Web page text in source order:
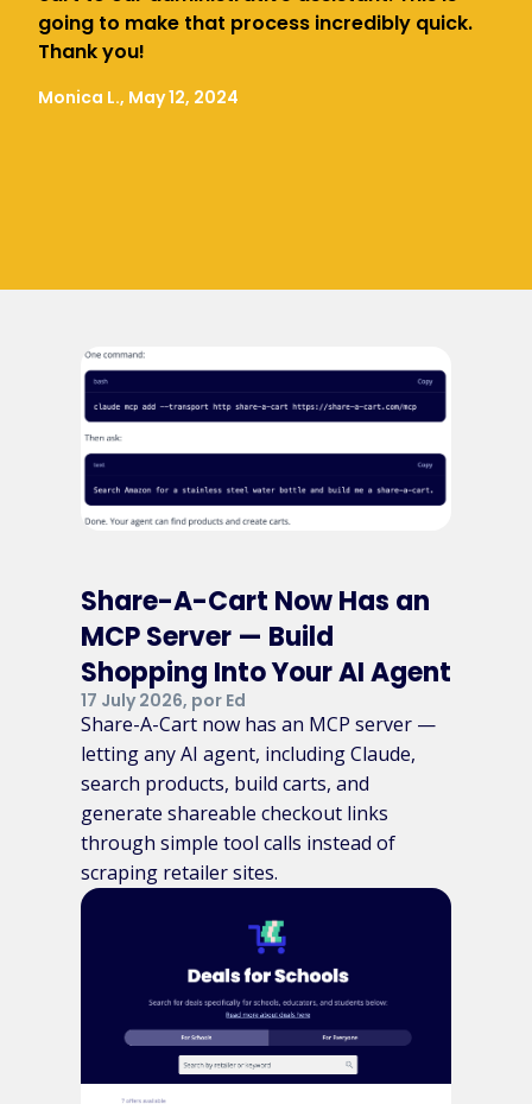
going to make that process incredibly quick.
Thank you!
Monica L., May 12, 2024
Share-A-Cart Now Has an
MCP Server — Build
Shopping Into Your AI Agent
17 July 2026, por Ed
Share-A-Cart now has an MCP server —
letting any AI agent, including Claude,
search products, build carts, and
generate shareable checkout links
through simple tool calls instead of
scraping retailer sites.